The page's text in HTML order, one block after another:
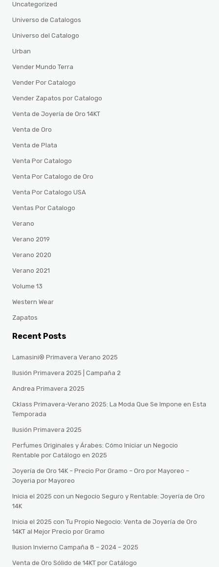
Uncategorized
Universo de Catalogos
Universo del Catalogo
Urban
Vender Mundo Terra
Vender Por Catalogo
Vender Zapatos por Catalogo
Venta de Joyería de Oro 14KT
Venta de Oro
Venta de Plata
Venta Por Catalogo
Venta Por Catalogo de Oro
Venta Por Catalogo USA
Ventas Por Catalogo
Verano
Verano 2019
Verano 2020
Verano 2021
Volume 13
Western Wear
Zapatos
Recent Posts
Lamasini® Primavera Verano 2025
Ilusión Primavera 2025 | Campaña 2
Andrea Primavera 2025
Cklass Primavera-Verano 2025: La Moda Que Se Impone en Esta
Temporada
Ilusión Primavera 2025
Perfumes Originales y Árabes: Cómo Iniciar un Negocio
Rentable por Catálogo en 2025
Joyería de Oro 14K – Precio Por Gramo – Oro por Mayoreo –
Joyeria por Mayoreo
Inicia el 2025 con un Negocio Seguro y Rentable: Joyería de Oro
14K
Inicia el 2025 con Tu Propio Negocio: Venta de Joyería de Oro
14KT al Mejor Precio por Gramo
Ilusion Invierno Campaña 8 – 2024 – 2025
Venta de Oro Sólido de 14KT por Catálogo